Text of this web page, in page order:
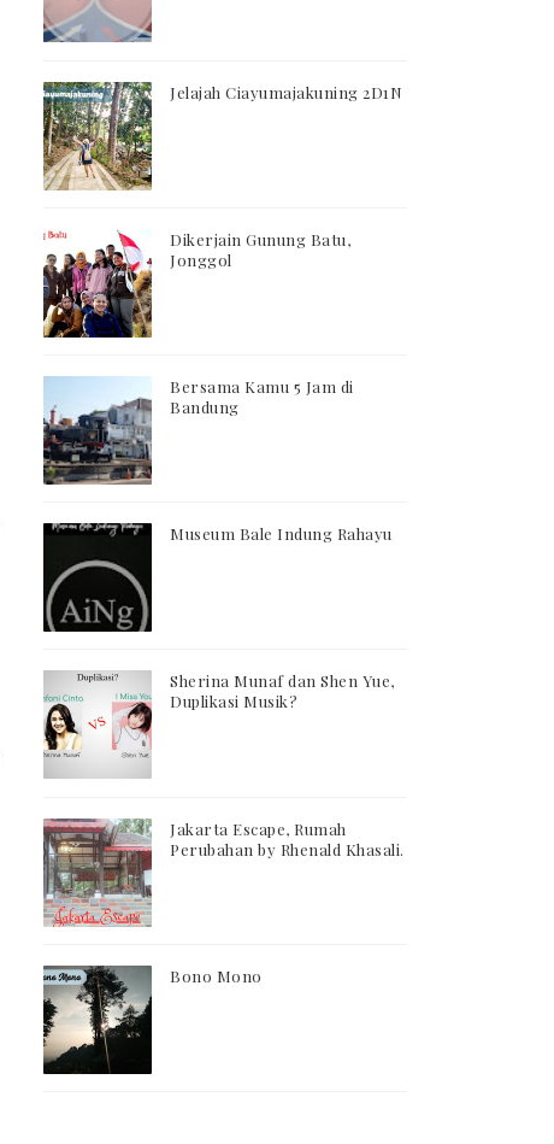
Jelajah Ciayumajakuning 2D1N
Dikerjain Gunung Batu,
Jonggol
Bersama Kamu 5 Jam di
Bandung
Museum Bale Indung Rahayu
Sherina Munaf dan Shen Yue,
Duplikasi Musik?
Jakarta Escape, Rumah
Perubahan by Rhenald Khasali.
Bono Mono